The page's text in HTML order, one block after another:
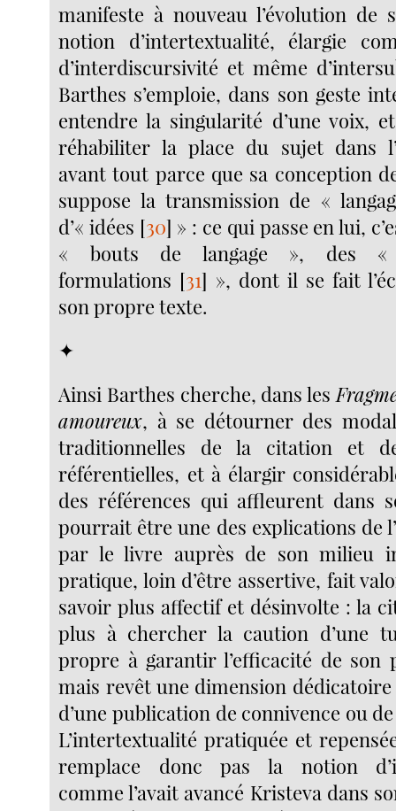
manifeste à nouveau l’évolution
notion d’intertextualité, élargie
d’interdiscursivité et même
Barthes s’emploie, dans son geste
entendre la singularité d’une voix,
réhabiliter la place du sujet dans
avant tout parce que sa conception
suppose la transmission de «
d’« idées [30] » : ce qui passe en lui,
« bouts de langage », des «
formulations [31] », dont il se fait
son propre texte.
✦
Ainsi Barthes cherche, dans les
amoureux, à se détourner des
traditionnelles de la citation et
référentielles, et à élargir
des références qui affleurent dans
pourrait être une des explications de
par le livre auprès de son milieu
pratique, loin d’être assertive, fait
savoir plus affectif et désinvolte : la
plus à chercher la caution d’une
propre à garantir l’efficacité de son
mais revêt une dimension
d’une publication de connivence ou
L’intertextualité pratiquée et
remplace donc pas la notion
comme l’avait avancé Kristeva dans